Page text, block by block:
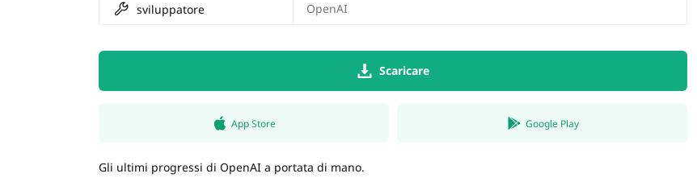
sviluppatore OpenAI
Scaricare
App Store Google Play
Gli ultimi progressi di OpenAI a portata di mano.